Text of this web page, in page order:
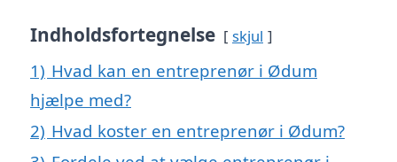
Indholdsfortegnelse skjul
1) Hvad kan en entreprenør i Ødum
hjælpe med?
2) Hvad koster en entreprenør i Ødum?